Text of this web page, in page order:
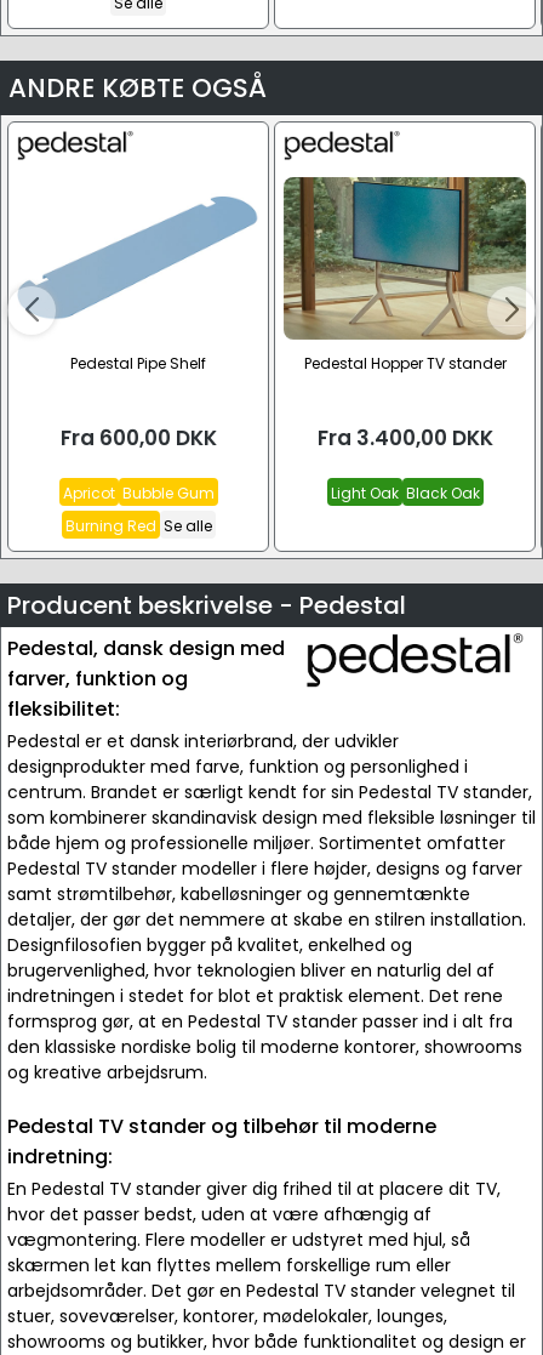
ANDRE KØBTE OGSÅ
Pedestal Pipe Shelf
Fra 600,00 DKK
Apricot Bubble Gum
Burning Red Se alle
Pedestal Hopper TV stander
Fra 3.400,00 DKK
Light Oak Black Oak
Producent beskrivelse - Pedestal
Pedestal, dansk design med
farver, funktion og
fleksibilitet:
Pedestal er et dansk interiørbrand, der udvikler
designprodukter med farve, funktion og personlighed i
centrum. Brandet er særligt kendt for sin Pedestal TV stander,
som kombinerer skandinavisk design med fleksible løsninger til
både hjem og professionelle miljøer. Sortimentet omfatter
Pedestal TV stander modeller i flere højder, designs og farver
samt strømtilbehør, kabelløsninger og gennemtænkte
detaljer, der gør det nemmere at skabe en stilren installation.
Designfilosofien bygger på kvalitet, enkelhed og
brugervenlighed, hvor teknologien bliver en naturlig del af
indretningen i stedet for blot et praktisk element. Det rene
formsprog gør, at en Pedestal TV stander passer ind i alt fra
den klassiske nordiske bolig til moderne kontorer, showrooms
og kreative arbejdsrum.
Pedestal TV stander og tilbehør til moderne
indretning:
En Pedestal TV stander giver dig frihed til at placere dit TV,
hvor det passer bedst, uden at være afhængig af
vægmontering. Flere modeller er udstyret med hjul, så
skærmen let kan flyttes mellem forskellige rum eller
arbejdsområder. Det gør en Pedestal TV stander velegnet til
stuer, soveværelser, kontorer, mødelokaler, lounges,
showrooms og butikker, hvor både funktionalitet og design er